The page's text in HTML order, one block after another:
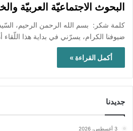
البحوث الاجتماعيّة العربيّة
كلمة شكر: بسم الله الرحمن الرحيم،
ضيوفنا الكرام، يسرّني في بداية هذا
أكمل القراءة »
جديدنا
3 أغسطس، 2026